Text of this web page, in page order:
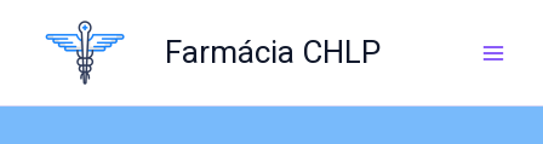
Farmácia CHLP